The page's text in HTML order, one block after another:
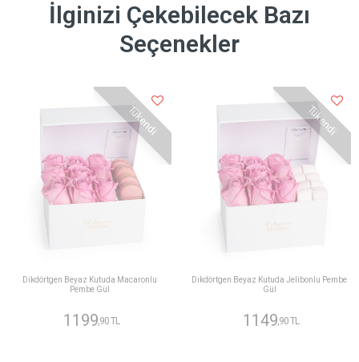
İlginizi Çekebilecek Bazı
Seçenekler
Tükendi
Dikdörtgen Beyaz Kutuda Macaronlu
Pembe Gül
1199 ,90 TL
Tükendi
Dikdörtgen Beyaz Kutuda Jelibonlu Pembe
Gül
1149 ,90 TL